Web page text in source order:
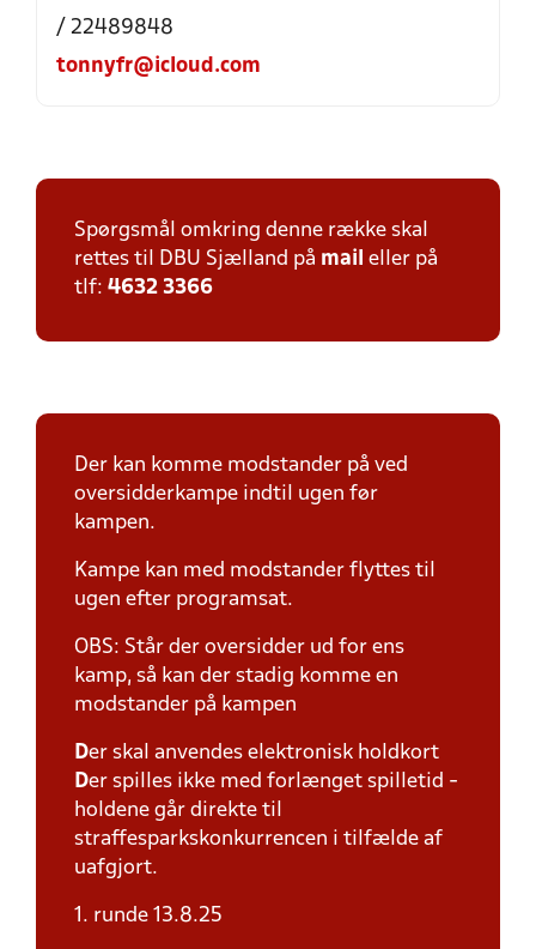
/ 22489848
tonnyfr@icloud.com
Spørgsmål omkring denne række skal
rettes til DBU Sjælland på mail eller på
tlf: 4632 3366
Der kan komme modstander på ved
oversidderkampe indtil ugen før
kampen.
Kampe kan med modstander flyttes til
ugen efter programsat.
OBS: Står der oversidder ud for ens
kamp, så kan der stadig komme en
modstander på kampen
Der skal anvendes elektronisk holdkort
Der spilles ikke med forlænget spilletid -
holdene går direkte til
straffesparkskonkurrencen i tilfælde af
uafgjort.
1. runde 13.8.25